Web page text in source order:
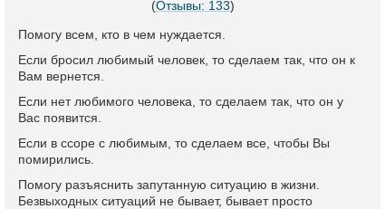
(Отзывы: 133)
Помогу всем, кто в чем нуждается.
Если бросил любимый человек, то сделаем так, что он к
Вам вернется.
Если нет любимого человека, то сделаем так, что он у
Вас появится.
Если в ссоре с любимым, то сделаем все, чтобы Вы
помирились.
Помогу разъяснить запутанную ситуацию в жизни.
Безвыходных ситуаций не бывает, бывает просто